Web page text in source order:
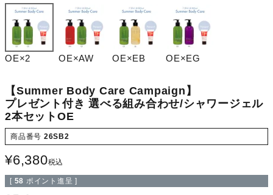
OE×2 OE×AW OE×EB OE×EG
【Summer Body Care Campaign】
プレゼント付き 選べる組み合わせ/シャワージェル
2本セットOE
商品番号 26SB2
¥6,380税込
[ 58 ポイント進呈 ]